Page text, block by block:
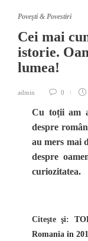
Poveşti & Povestiri
Cei mai
istorie.
lumea!
admin 0
Cu toții am
despre
au mers mai
despre
curiozitatea.
Citeşte şi:
Romania in